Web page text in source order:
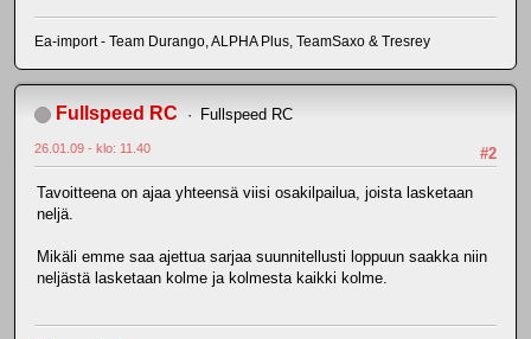
Ea-import - Team Durango, ALPHA Plus, TeamSaxo & Tresrey
Fullspeed RC Fullspeed RC
#2
26.01.09 - klo: 11.40
Tavoitteena on ajaa yhteensä viisi osakilpailua, joista lasketaan
neljä.
Mikäli emme saa ajettua sarjaa suunnitellusti loppuun saakka niin
neljästä lasketaan kolme ja kolmesta kaikki kolme.